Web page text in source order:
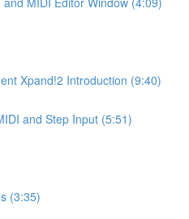
Xpand!2 Introduction (9:40)
and Step Input (5:51)
(3:35)